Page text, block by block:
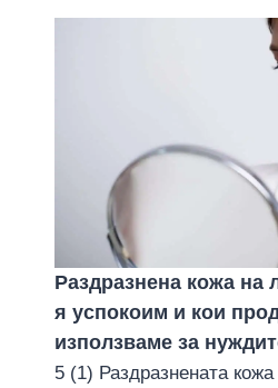
Раздразнена кожа на
я успокоим и кои
използваме за
5 (1) Раздразнената